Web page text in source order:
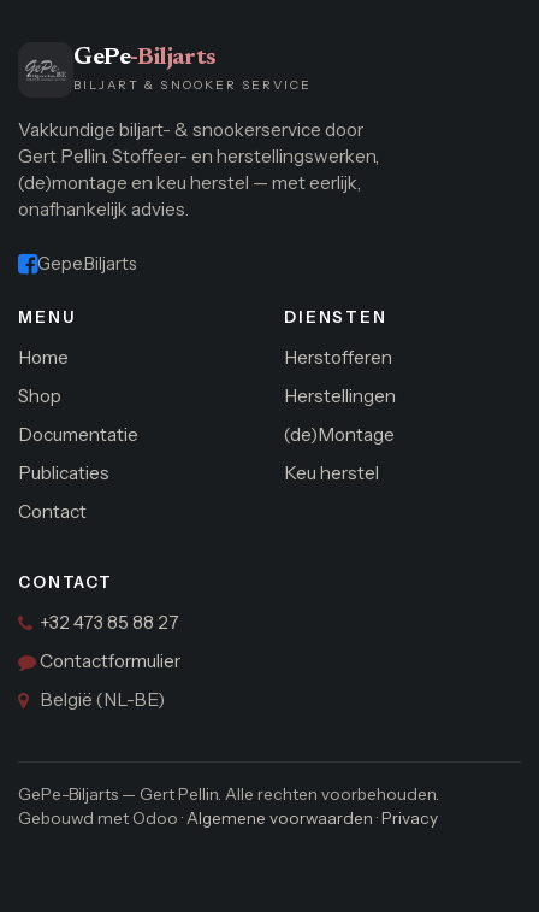
GePe-Biljarts
BILJART & SNOOKER SERVICE
Vakkundige biljart- & snookerservice door
Gert Pellin. Stoffeer- en herstellingswerken,
(de)montage en keu herstel — met eerlijk,
onafhankelijk advies.
Gepe.Biljarts
MENU
Home
Shop
Documentatie
Publicaties
Contact
DIENSTEN
Herstofferen
Herstellingen
(de)Montage
Keu herstel
CONTACT
+32 473 85 88 27
Contactformulier
België (NL-BE)
GePe-Biljarts — Gert Pellin. Alle rechten voorbehouden.
Gebouwd met Odoo ·Algemene voorwaarden ·Privacy